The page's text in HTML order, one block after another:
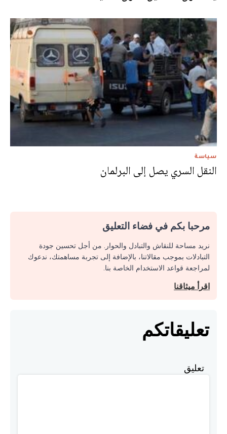
سياسة
النقل السري يصل إلى البرلمان
مرحبا بكم في فضاء التعليق
نريد مساحة للنقاش والتبادل والحوار. من أجل تحسين جودة
التبادلات بموجب مقالاتنا، بالإضافة إلى تجربة مساهمتك، ندعوك
لمراجعة قواعد الاستخدام الخاصة بنا.
اقرأ ميثاقنا
تعليقاتكم
تعليق